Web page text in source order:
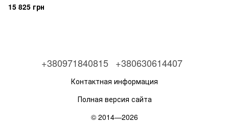
15 825 грн
+380971840815 +380630614407
Контактная информация
Полная версия сайта
© 2014—2026